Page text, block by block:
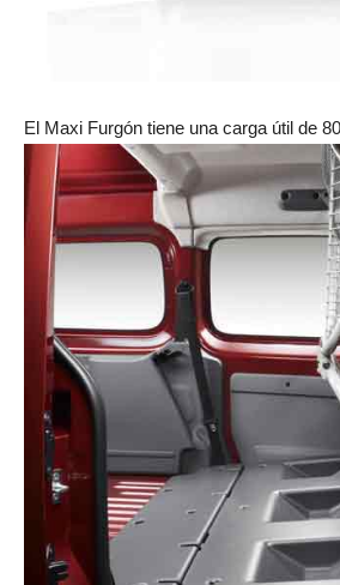
El Maxi Furgón tiene una carga útil de